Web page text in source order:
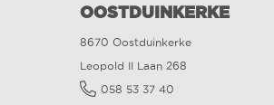
OOSTDUINKERKE
8670 Oostduinkerke
Leopold II Laan 268
058 53 37 40